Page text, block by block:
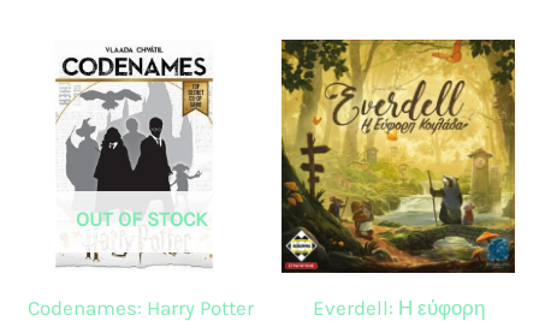
OUT OF STOCK
Codenames: Harry Potter
Everdell: Η εύφορη